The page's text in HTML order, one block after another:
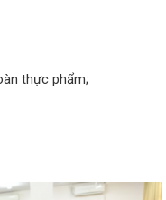
thực phẩm;